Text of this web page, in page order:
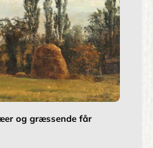
og græssende får